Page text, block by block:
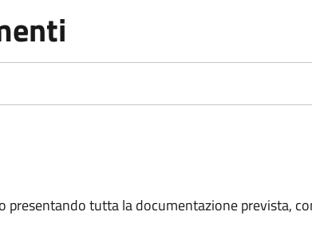
presentando tutta la documentazione prevista,